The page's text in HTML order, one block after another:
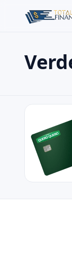
Buscar
Pressione